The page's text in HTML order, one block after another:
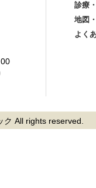
診療
地図
よく
All rights reserved.